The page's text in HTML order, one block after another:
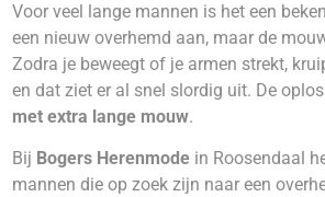
Voor veel lange mannen is het een
een nieuw overhemd aan, maar de
Zodra je beweegt of je armen strekt,
en dat ziet er al snel slordig uit. De
met extra lange mouw.
Bij Bogers Herenmode in Roosendaal
mannen die op zoek zijn naar een